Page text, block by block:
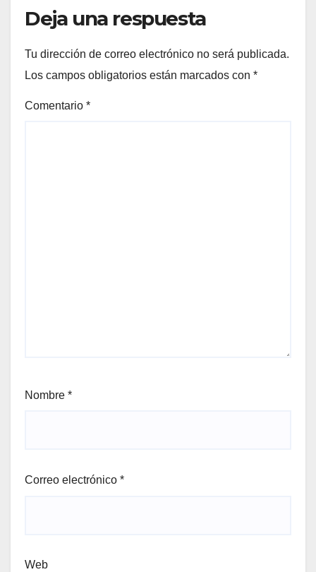
Deja una respuesta
Tu dirección de correo electrónico no será publicada.
Los campos obligatorios están marcados con *
Comentario *
Nombre *
Correo electrónico *
Web